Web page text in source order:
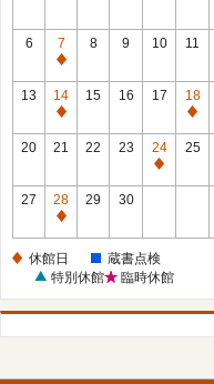
6
7
休
館
日
8 9 10 11
13
14
休
館
15 16 17
18
休
館
20 21 22 23
24
休
25
27
28
休
日
29 30
休館日
蔵書点検
特別休館
臨時休館